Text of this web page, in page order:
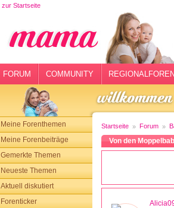
zur Startseite
FORUM COMMUNITY REGIONALFOREN
Meine Forenthemen
Meine Forenbeiträge
Gemerkte Themen
Neueste Themen
Aktuell diskutiert
Forenticker
Startseite Forum
Von den